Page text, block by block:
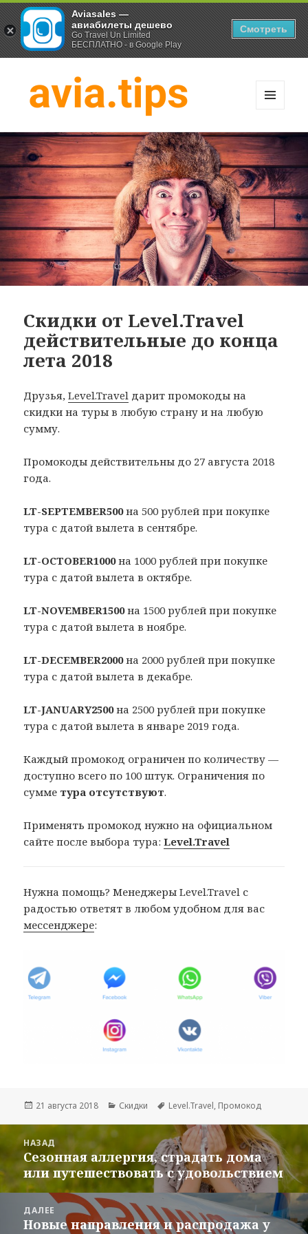
Хитрости экономных
путешественников
ВИДЖЕТЫ
Скидки от Level.Travel
действительные до конца
лета 2018
Друзья,Level.Travel дарит промокоды на
скидки на туры в любую страну и на любую
сумму.
Промокоды действительны до 27 августа 2018
года.
LT-SEPTEMBER500на 500 рублей при покупке
тура с датой вылета в сентябре.
LT-OCTOBER1000на 1000 рублей при покупке
тура с датой вылета в октябре.
LT-NOVEMBER1500на 1500 рублей при покупке
тура с датой вылета в ноябре.
LT-DECEMBER2000на 2000 рублей при покупке
тура с датой вылета в декабре.
LT-JANUARY2500на 2500 рублей при покупке
тура с датой вылета в январе 2019 года.
Каждый промокод ограничен по количеству —
доступно всего по 100 штук. Ограничения по
сумме тура отсутствуют.
Применять промокод нужно на официальном
сайте после выбора тура:Level.Travel
Нужна помощь? Менеджеры Level.Travel с
радостью ответят в любом удобном для вас
мессенджере:
Опубликовано
21 августа 2018 Рубрики
Скидки Метки
Level.Travel, Промокод
Навигация
записям
НАЗАД
Предыдущая
запись:
Сезонная аллергия, страдать дома
или путешествовать с удовольствием
ДАЛЕЕ
Следующая
Новые направления и распродажа у
Aviasales —
авиабилеты дешево
Go Travel Un Limited
БЕСПЛАТНО - в Google Play
Смотреть